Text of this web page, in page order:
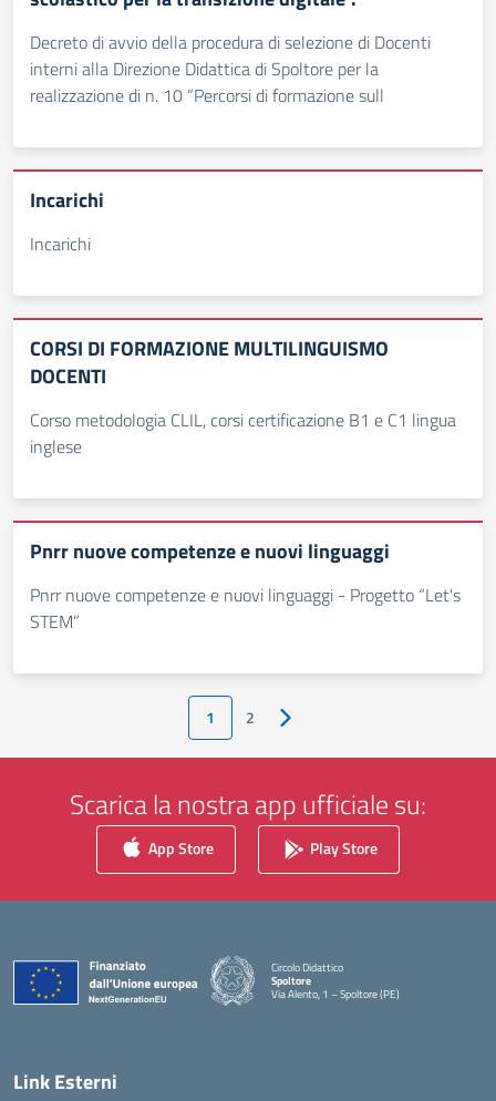
Decreto di avvio della procedura di selezione di Docenti
interni alla Direzione Didattica di Spoltore per la
realizzazione di n. 10 “Percorsi di formazione sull
Incarichi
Incarichi
CORSI DI FORMAZIONE MULTILINGUISMO
DOCENTI
Corso metodologia CLIL, corsi certificazione B1 e C1 lingua
inglese
Pnrr nuove competenze e nuovi linguaggi
Pnrr nuove competenze e nuovi linguaggi - Progetto “Let's
STEM”
1 2 Pagina successiva
Scarica la nostra app ufficiale su:
App Store Play Store
Circolo Didattico
Spoltore
Via Alento, 1 – Spoltore (PE)
— Visita la pagina iniziale della scuola
Link Esterni